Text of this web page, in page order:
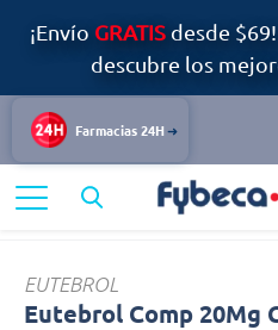
¡Envío GRATISdesde
descubre los
Farmacias 24H
Sistema Nervioso
EUTEBROL
Eutebrol Comp 20Mg